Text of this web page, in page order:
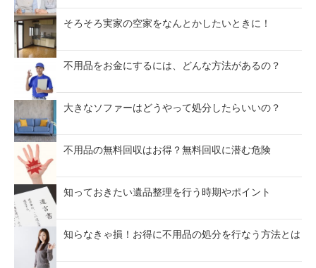
そろそろ実家の空家をなんとかしたいときに！
不用品をお金にするには、どんな方法があるの？
大きなソファーはどうやって処分したらいいの？
不用品の無料回収はお得？無料回収に潜む危険
知っておきたい遺品整理を行う時期やポイント
知らなきゃ損！お得に不用品の処分を行なう方法とは